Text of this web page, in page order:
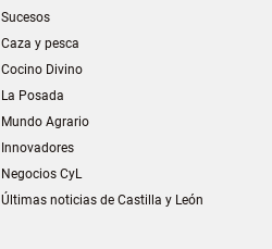
Sucesos
Caza y pesca
Cocino Divino
La Posada
Mundo Agrario
Innovadores
Negocios CyL
Últimas noticias de Castilla y León